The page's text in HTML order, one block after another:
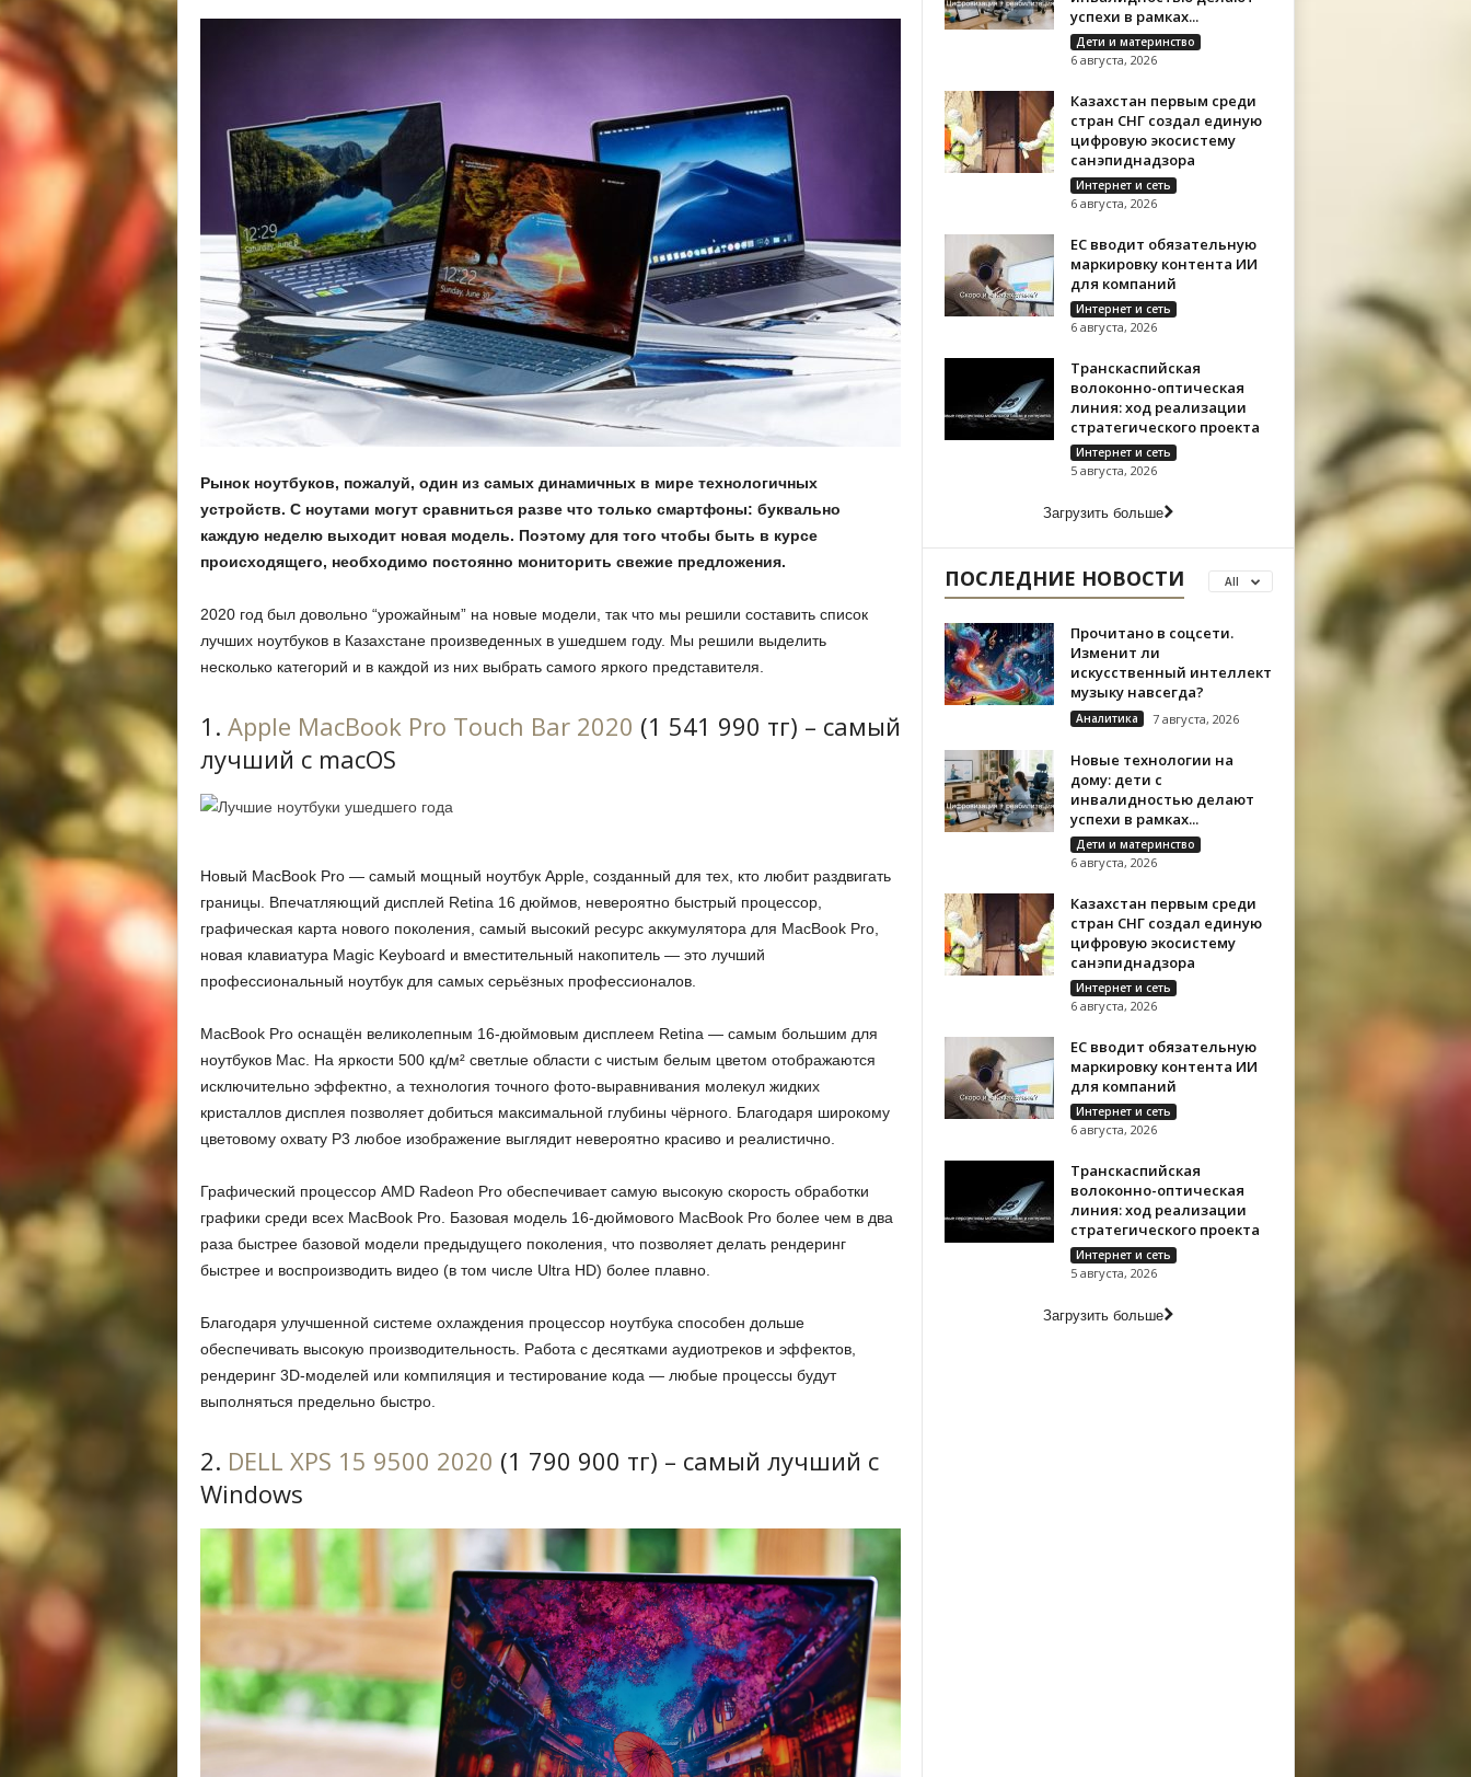
Рынок ноутбуков, пожалуй, один из самых динамичных в мире технологичных
устройств. С ноутами могут сравниться разве что только смартфоны: буквально
каждую неделю выходит новая модель. Поэтому для того чтобы быть в курсе
происходящего, необходимо постоянно мониторить свежие предложения.
2020 год был довольно “урожайным” на новые модели, так что мы решили составить список
лучших ноутбуков в Казахстане произведенных в ушедшем году. Мы решили выделить
несколько категорий и в каждой из них выбрать самого яркого представителя.
1. Apple MacBook Pro Touch Bar 2020 (1 541 990 тг) – самый
лучший с macOS
Новый MacBook Pro — самый мощный ноутбук Apple, созданный для тех, кто любит раздвигать
границы. Впечатляющий дисплей Retina 16 дюймов, невероятно быстрый процессор,
графическая карта нового поколения, самый высокий ресурс аккумулятора для MacBook Pro,
новая клавиатура Magic Keyboard и вместительный накопитель — это лучший
профессиональный ноутбук для самых серьёзных профессионалов.
MacBook Pro оснащён великолепным 16‑дюймовым дисплеем Retina — самым большим для
ноутбуков Mac. На яркости 500 кд/м² светлые области с чистым белым цветом отображаются
исключительно эффектно, а технология точного фото-выравнивания молекул жидких
кристаллов дисплея позволяет добиться максимальной глубины чёрного. Благодаря широкому
цветовому охвату P3 любое изображение выглядит невероятно красиво и реалистично.
Графический процессор AMD Radeon Pro обеспечивает самую высокую скорость обработки
графики среди всех MacBook Pro. Базовая модель 16‑дюймового MacBook Pro более чем в два
раза быстрее базовой модели предыдущего поколения, что позволяет делать рендеринг
быстрее и воспроизводить видео (в том числе Ultra HD) более плавно.
Благодаря улучшенной системе охлаждения процессор ноутбука способен дольше
обеспечивать высокую производительность. Работа с десятками аудиотреков и эффектов,
рендеринг 3D‑моделей или компиляция и тестирование кода — любые процессы будут
выполняться предельно быстро.
2. DELL XPS 15 9500 2020 (1 790 900 тг) – самый лучший с
Windows
успехи в рамках...
Дети и материнство
6 августа, 2026
Казахстан первым среди
стран СНГ создал единую
цифровую экосистему
санэпиднадзора
Интернет и сеть
6 августа, 2026
ЕС вводит обязательную
маркировку контента ИИ
для компаний
Интернет и сеть
6 августа, 2026
Транскаспийская
волоконно-оптическая
линия: ход реализации
стратегического проекта
Интернет и сеть
5 августа, 2026
Загрузить больше
ПОСЛЕДНИЕ НОВОСТИ All
Прочитано в соцсети.
Изменит ли
искусственный интеллект
музыку навсегда?
Аналитика 7 августа, 2026
Новые технологии на
дому: дети с
инвалидностью делают
успехи в рамках...
Дети и материнство
6 августа, 2026
Казахстан первым среди
стран СНГ создал единую
цифровую экосистему
санэпиднадзора
Интернет и сеть
6 августа, 2026
ЕС вводит обязательную
маркировку контента ИИ
для компаний
Интернет и сеть
6 августа, 2026
Транскаспийская
волоконно-оптическая
линия: ход реализации
стратегического проекта
Интернет и сеть
5 августа, 2026
Загрузить больше